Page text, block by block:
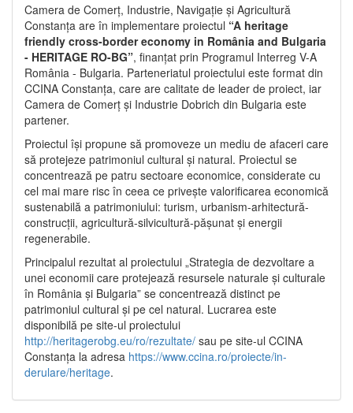
Camera de Comerț, Industrie, Navigație și Agricultură
Constanța are în implementare proiectul “A heritage
friendly cross-border economy in România and Bulgaria
- HERITAGE RO-BG”, finanțat prin Programul Interreg V-A
România - Bulgaria. Parteneriatul proiectului este format din
CCINA Constanța, care are calitate de leader de proiect, iar
Camera de Comerț și Industrie Dobrich din Bulgaria este
partener.
Proiectul își propune să promoveze un mediu de afaceri care
să protejeze patrimoniul cultural și natural. Proiectul se
concentrează pe patru sectoare economice, considerate cu
cel mai mare risc în ceea ce privește valorificarea economică
sustenabilă a patrimoniului: turism, urbanism-arhitectură-
construcții, agricultură-silvicultură-pășunat și energii
regenerabile.
Principalul rezultat al proiectului „Strategia de dezvoltare a
unei economii care protejează resursele naturale și culturale
în România și Bulgaria” se concentrează distinct pe
patrimoniul cultural și pe cel natural. Lucrarea este
disponibilă pe site-ul proiectului
http://heritagerobg.eu/ro/rezultate/ sau pe site-ul CCINA
Constanța la adresa https://www.ccina.ro/proiecte/in-
derulare/heritage.